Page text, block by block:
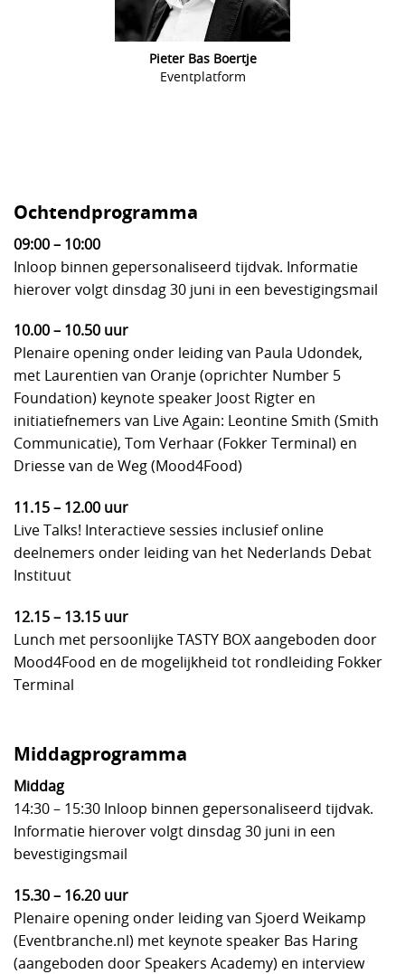
Pieter Bas Boertje
Eventplatform
Ochtendprogramma
09:00 – 10:00
Inloop binnen gepersonaliseerd tijdvak. Informatie
hierover volgt dinsdag 30 juni in een bevestigingsmail
10.00 – 10.50 uur
Plenaire opening onder leiding van Paula Udondek,
met Laurentien van Oranje (oprichter Number 5
Foundation) keynote speaker Joost Rigter en
initiatiefnemers van Live Again: Leontine Smith (Smith
Communicatie), Tom Verhaar (Fokker Terminal) en
Driesse van de Weg (Mood4Food)
11.15 – 12.00 uur
Live Talks! Interactieve sessies inclusief online
deelnemers onder leiding van het Nederlands Debat
Instituut
12.15 – 13.15 uur
Lunch met persoonlijke TASTY BOX aangeboden door
Mood4Food en de mogelijkheid tot rondleiding Fokker
Terminal
Middagprogramma
Middag
14:30 – 15:30 Inloop binnen gepersonaliseerd tijdvak.
Informatie hierover volgt dinsdag 30 juni in een
bevestigingsmail
15.30 – 16.20 uur
Plenaire opening onder leiding van Sjoerd Weikamp
(Eventbranche.nl) met keynote speaker Bas Haring
(aangeboden door Speakers Academy) en interview